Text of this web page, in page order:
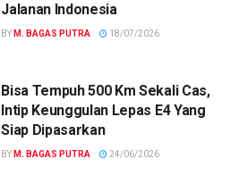
Jalanan Indonesia
BY M. BAGAS PUTRA 18/07/2026
Bisa Tempuh 500 Km Sekali Cas,
Intip Keunggulan Lepas E4 Yang
Siap Dipasarkan
BY M. BAGAS PUTRA 24/06/2026